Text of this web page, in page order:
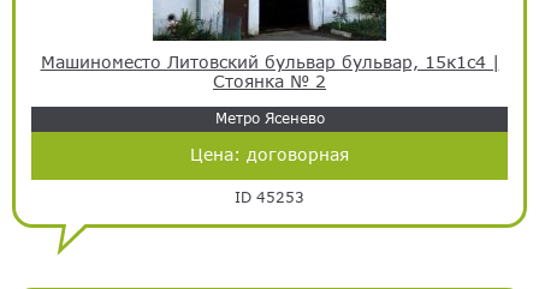
Машиноместо Литовский бульвар бульвар, 15к1с4 |
Стоянка № 2
Метро Ясенево
Цена: договорная
ID 45253